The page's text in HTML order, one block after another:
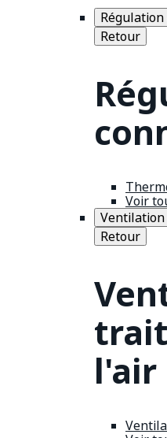
Retour
Voir
Retour
l'air